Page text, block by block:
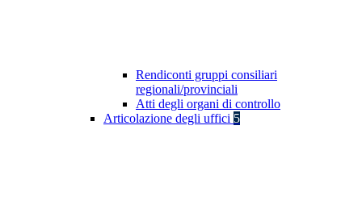
Rendiconti gruppi consiliari
regionali/provinciali
Atti degli organi di controllo
Articolazione degli uffici 5